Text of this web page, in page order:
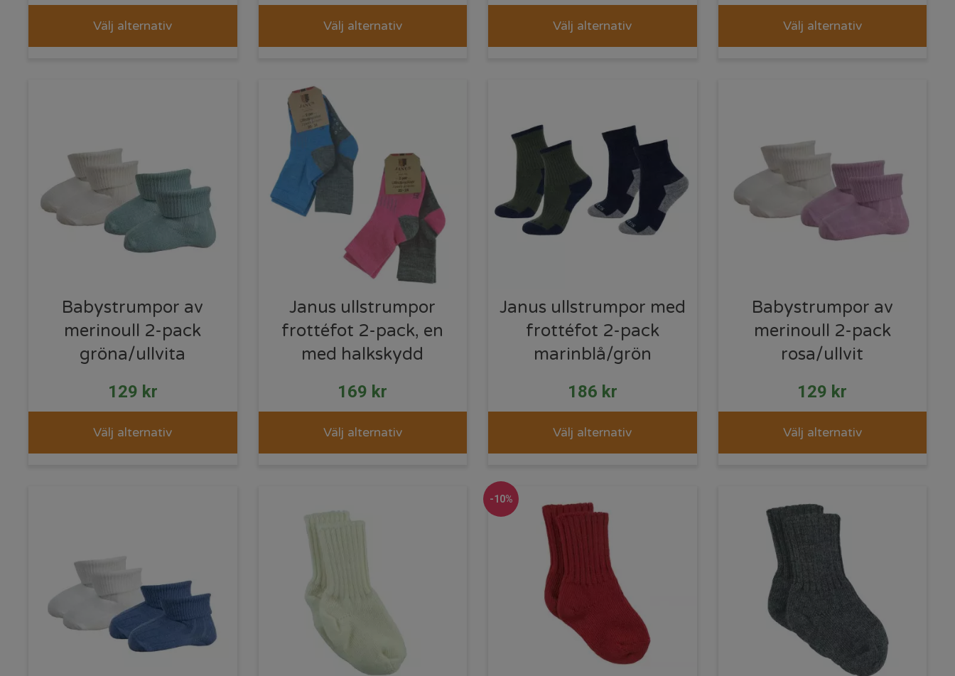
Välj alternativ Välj alternativ Välj alternativ Välj alternativ
Babystrumpor av
merinoull 2-pack
gröna/ullvita
129 kr
Välj alternativ
Janus ullstrumpor
frottéfot 2-pack, en
med halkskydd
169 kr
Välj alternativ
Janus ullstrumpor med
frottéfot 2-pack
marinblå/grön
186 kr
Välj alternativ
Babystrumpor av
merinoull 2-pack
rosa/ullvit
129 kr
Välj alternativ
-10%